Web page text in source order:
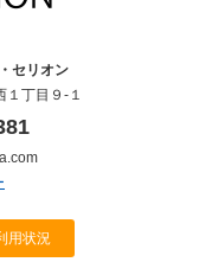
セリオン
丁目９-１
用状況